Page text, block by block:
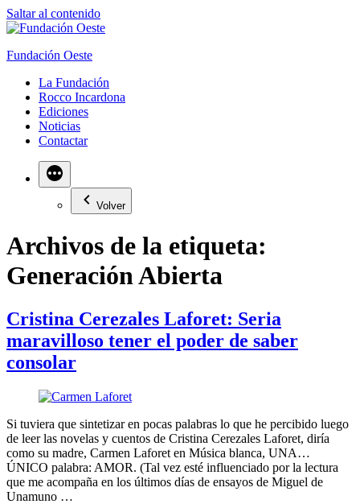
Saltar al contenido
Fundación Oeste
La Fundación
Rocco Incardona
Ediciones
Noticias
Contactar
Volver
Archivos de la etiqueta:
Generación Abierta
Cristina Cerezales Laforet: Seria
maravilloso tener el poder de saber
consolar
Si tuviera que sintetizar en pocas palabras lo que he percibido luego
de leer las novelas y cuentos de Cristina Cerezales Laforet, diría
como su madre, Carmen Laforet en Música blanca, UNA…
ÚNICO palabra: AMOR. (Tal vez esté influenciado por la lectura
que me acompaña en los últimos días de ensayos de Miguel de
Unamuno …